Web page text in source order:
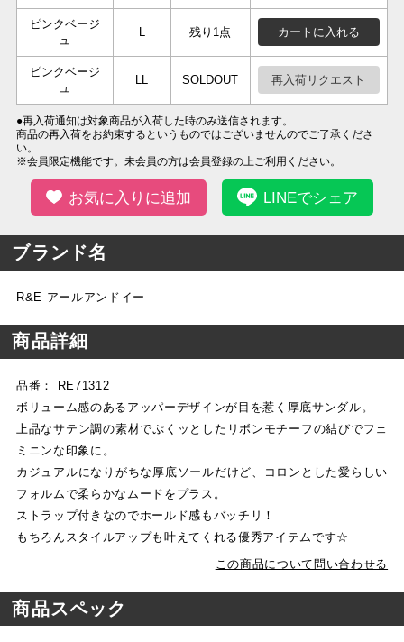
ピンクベージ
ュ
残り1点 カートに入れる
ピンクベージ
ュ
SOLDOUT 再入荷リクエスト
●再入荷通知は対象商品が入荷した時のみ送信されます。
商品の再入荷をお約束するというものではございませんのでご了承くださ
い。
※会員限定機能です。未会員の方は会員登録の上ご利用ください。
お気に入りに追加 LINEでシェア
ブランド名
R&E アールアンドイー
商品詳細
品番： RE71312
ボリューム感のあるアッパーデザインが目を惹く厚底サンダル。
上品なサテン調の素材でぷくッとしたリボンモチーフの結びでフェ
ミニンな印象に。
カジュアルになりがちな厚底ソールだけど、コロンとした愛らしい
フォルムで柔らかなムードをプラス。
ストラップ付きなのでホールド感もバッチリ！
もちろんスタイルアップも叶えてくれる優秀アイテムです☆
この商品について問い合わせる
商品スペック